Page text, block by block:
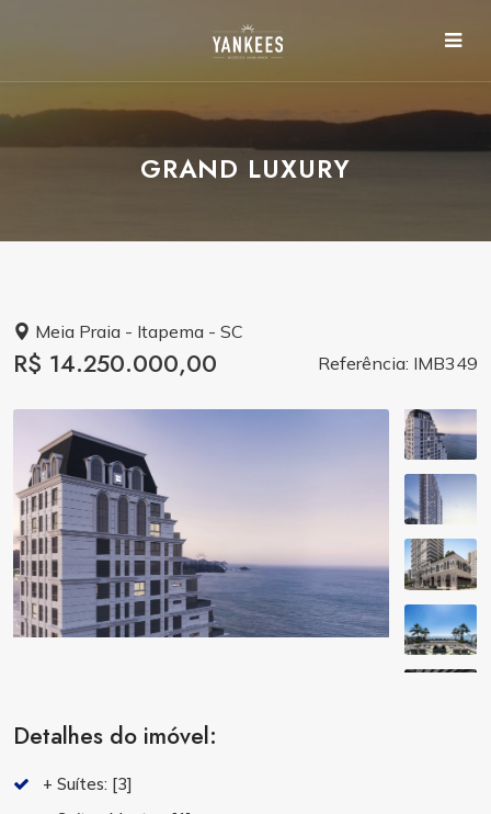
GRAND LUXURY
Meia Praia - Itapema - SC
R$ 14.250.000,00 Referência: IMB349
Detalhes do imóvel:
+ Suítes: [3]